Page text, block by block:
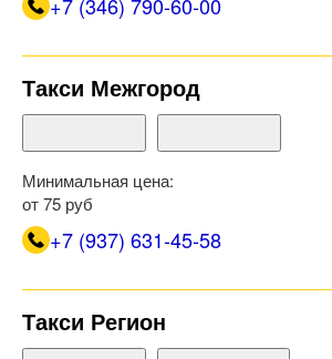
Такси Межгород
Минимальная цена:
от 75 руб
+7 (937) 631-45-58
Такси Регион